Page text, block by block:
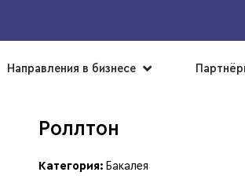
Направления в бизнесе ▼
Роллтон
Категория: Бакалея